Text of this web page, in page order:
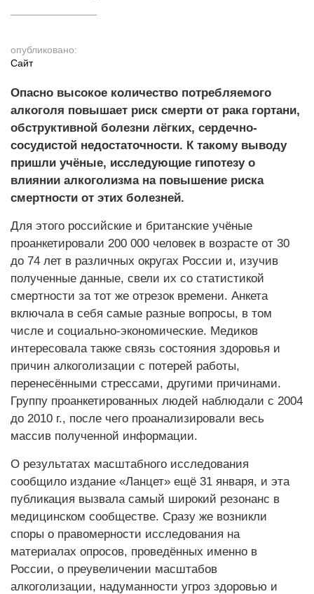
опубликовано:
Cайт
Опасно высокое количество потребляемого
алкоголя повышает риск смерти от рака гортани,
обструктивной болезни лёгких, сердечно-
сосудистой недостаточности. К такому выводу
пришли учёные, исследующие гипотезу о
влиянии алкоголизма на повышение риска
смертности от этих болезней.
Для этого российские и британские учёные
проанкетировали 200 000 человек в возрасте от 30
до 74 лет в различных округах России и, изучив
полученные данные, свели их со статистикой
смертности за тот же отрезок времени. Анкета
включала в себя самые разные вопросы, в том
числе и социально-экономические. Медиков
интересовала также связь состояния здоровья и
причин алкоголизации с потерей работы,
перенесёнными стрессами, другими причинами.
Группу проанкетированных людей наблюдали с 2004
до 2010 г., после чего проанализировали весь
массив полученной информации.
О результатах масштабного исследования
сообщило издание «Ланцет» ещё 31 января, и эта
публикация вызвала самый широкий резонанс в
медицинском сообществе. Сразу же возникли
споры о правомерности исследования на
материалах опросов, проведённых именно в
России, о преувеличении масштабов
алкоголизации, надуманности угроз здоровью и